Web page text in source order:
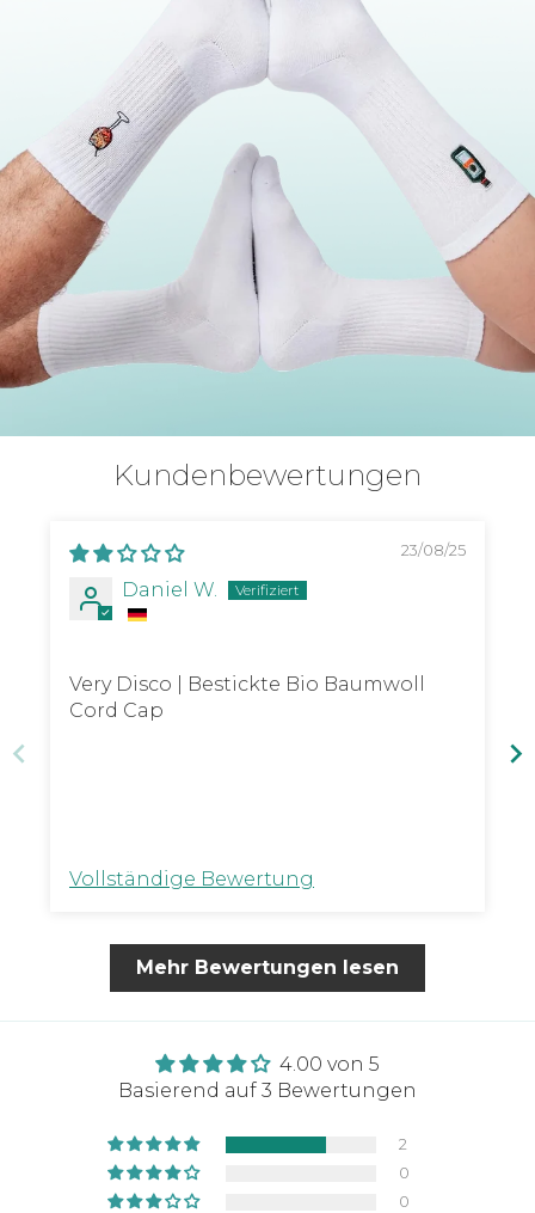
Kundenbewertungen
23/08/25
Daniel W.
Very Disco | Bestickte Bio Baumwoll
Cord Cap
Vollständige Bewertung
Mehr Bewertungen lesen
4.00 von 5
Basierend auf 3 Bewertungen
2
0
0